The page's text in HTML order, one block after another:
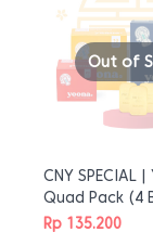
Out of
CNY SPECIAL
Quad Pack (4
Rp 135.200